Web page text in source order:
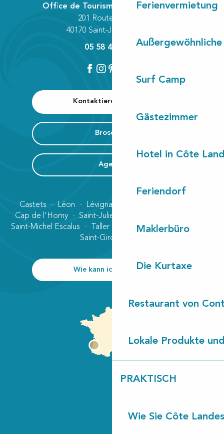
Ferienvermietung
Surf Camp
Gästezimmer
Hotel in Côte
Feriendorf
Maklerbüro
Die Kurtaxe
Restaurant von
Lokale Produkte
PRAKTISCH
Wie Sie Côte
Kontaktieren Sie uns
Broschüre
Agenda
Office de Tourisme Communautaire
201 Route des Lacs
40170 Saint-Julien-en-Born
05 58 42 89 80
Castets Léon Lévignacq
Cap de l'Homy
Saint-Julien-en-Born
Saint-Michel Escalus
Taller
Vielle-Saint-Girons
Saint-Girons plage
Wie kann ich kommen?